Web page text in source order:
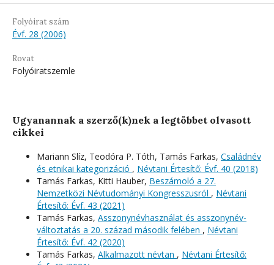
Folyóirat szám
Évf. 28 (2006)
Rovat
Folyóiratszemle
Ugyanannak a szerző(k)nek a legtöbbet olvasott
cikkei
Mariann Slíz, Teodóra P. Tóth, Tamás Farkas, Családnév
és etnikai kategorizáció , Névtani Értesítő: Évf. 40 (2018)
Tamás Farkas, Kitti Hauber, Beszámoló a 27.
Nemzetközi Névtudományi Kongresszusról , Névtani
Értesítő: Évf. 43 (2021)
Tamás Farkas, Asszonynévhasználat és asszonynév-
változtatás a 20. század második felében , Névtani
Értesítő: Évf. 42 (2020)
Tamás Farkas, Alkalmazott névtan , Névtani Értesítő: